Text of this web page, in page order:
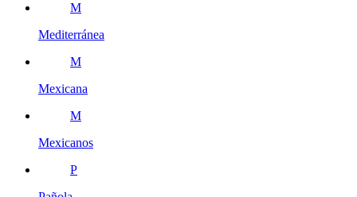
M
Mediterránea
M
Mexicana
M
Mexicanos
P